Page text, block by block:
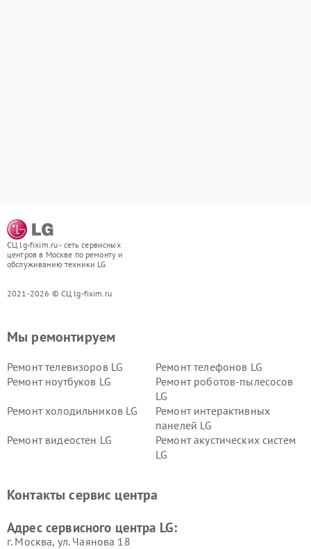
СЦ lg-fixim.ru - сеть сервисных
центров в Москве по ремонту и
обслуживанию техники LG
2021-2026 © СЦ lg-fixim.ru
Мы ремонтируем
Ремонт телевизоров LG
Ремонт телефонов LG
Ремонт ноутбуков LG
Ремонт роботов-пылесосов
LG
Ремонт холодильников LG
Ремонт интерактивных
панелей LG
Ремонт видеостен LG
Ремонт акустических систем
LG
Ремонт морозильных камер
Ремонт вертикальных
Контакты сервис центра
Адрес сервисного центра LG:
г. Москва, ул. Чаянова 18